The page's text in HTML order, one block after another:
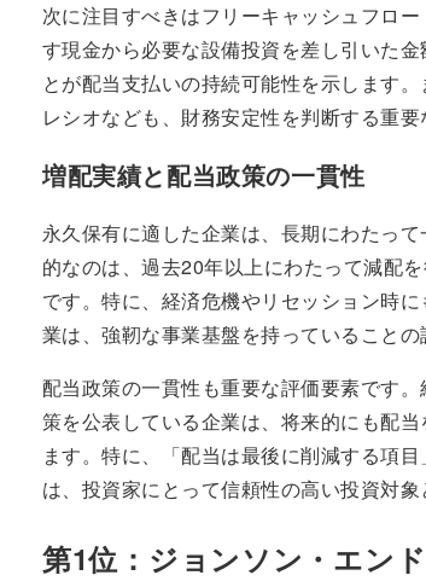
次に注目すべきはフリーキャッシュフロ
す現金から必要な設備投資を差し引いた
とが配当支払いの持続可能性を示します
レシオなども、財務安定性を判断する重要
増配実績と配当政策の一貫性
永久保有に適した企業は、長期にわたっ
的なのは、過去20年以上にわたって減配
です。特に、経済危機やリセッション時
業は、強靭な事業基盤を持っていることの
配当政策の一貫性も重要な評価要素です
策を公表している企業は、将来的にも配
ます。特に、「配当は最後に削減する項
は、投資家にとって信頼性の高い投資対象
第1位：ジョンソン・エン